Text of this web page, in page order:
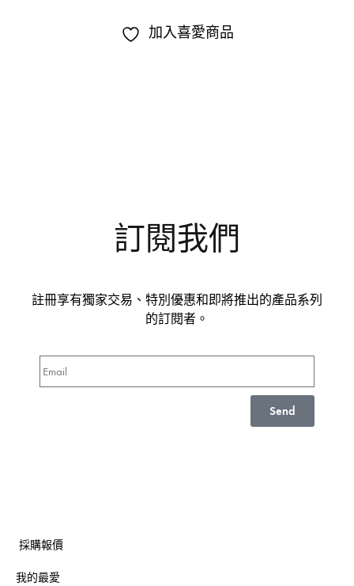
加入喜愛商品
訂閱我們
註冊享有獨家交易、特別優惠和即將推出的產品系列
的訂閱者。
Send
採購報價
我的最愛